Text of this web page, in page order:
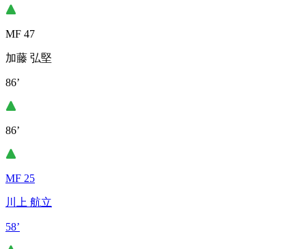
MF 47
加藤 弘堅
86’
86’
MF 25
川上 航立
58’